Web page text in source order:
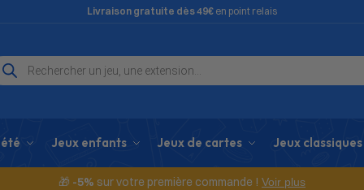
Livraison gratuite dès 49€ en point relais
Jeux enfants Jeux de cartes Jeux classiques
🎁 -5% sur votre première commande ! Voir plus